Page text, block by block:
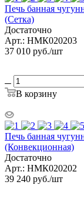
Печь банная
(Сетка)
Достаточно
Арт.: НМК020203
37 010 руб./шт
В корзину
Печь банная
(Конвекционная)
Достаточно
Арт.: НМК020202
39 240 руб./шт